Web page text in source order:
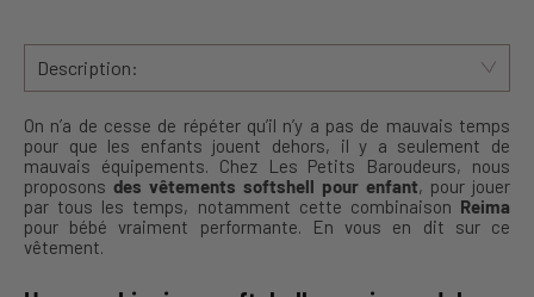
Description:
On n’a de cesse de répéter qu’il n’y a pas de mauvais temps
pour que les enfants jouent dehors, il y a seulement de
mauvais équipements. Chez Les Petits Baroudeurs, nous
proposons des vêtements softshell pour enfant, pour jouer
par tous les temps, notamment cette combinaison Reima
pour bébé vraiment performante. En vous en dit sur ce
vêtement.